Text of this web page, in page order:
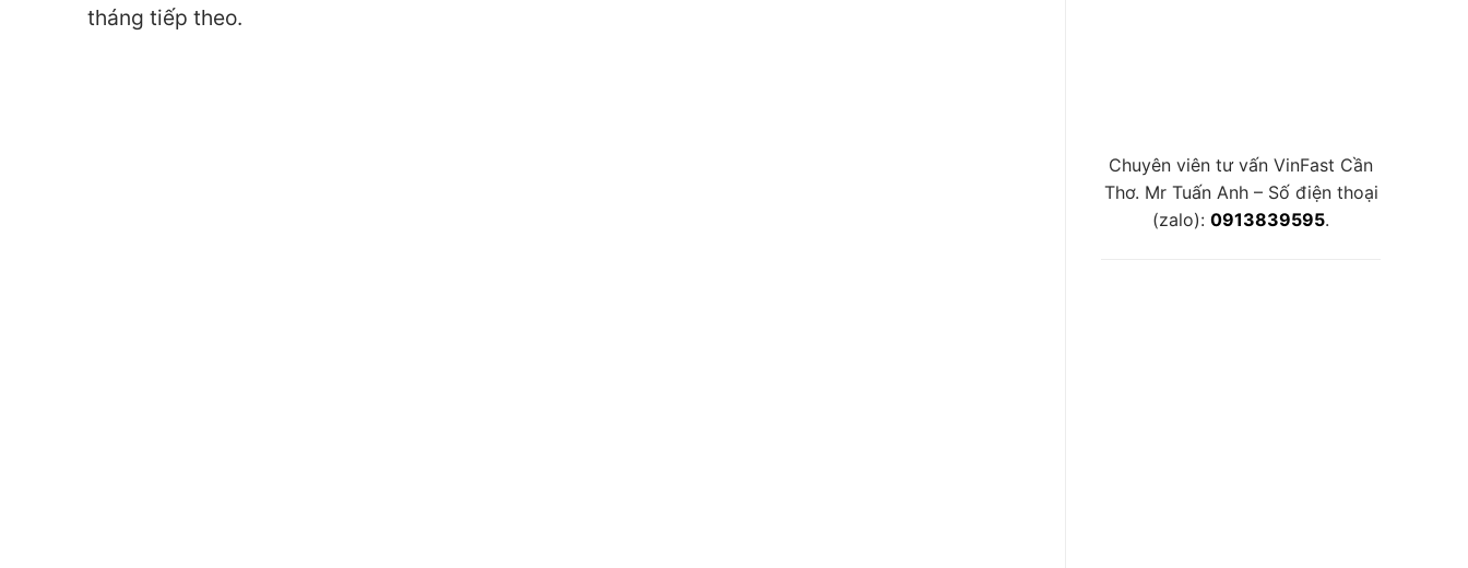
tháng tiếp theo.
Chuyên viên tư vấn VinFast Cần
Thơ. Mr Tuấn Anh – Số điện thoại
(zalo): 0913839595.